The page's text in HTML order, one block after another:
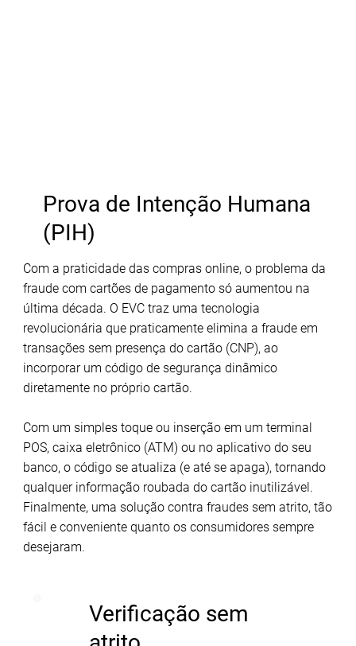
Prova de Intenção Humana
(PIH)
Com a praticidade das compras online, o problema da
fraude com cartões de pagamento só aumentou na
última década. O EVC traz uma tecnologia
revolucionária que praticamente elimina a fraude em
transações sem presença do cartão (CNP), ao
incorporar um código de segurança dinâmico
diretamente no próprio cartão.
Com um simples toque ou inserção em um terminal
POS, caixa eletrônico (ATM) ou no aplicativo do seu
banco, o código se atualiza (e até se apaga), tornando
qualquer informação roubada do cartão inutilizável.
Finalmente, uma solução contra fraudes sem atrito, tão
fácil e conveniente quanto os consumidores sempre
desejaram.
Verificação sem